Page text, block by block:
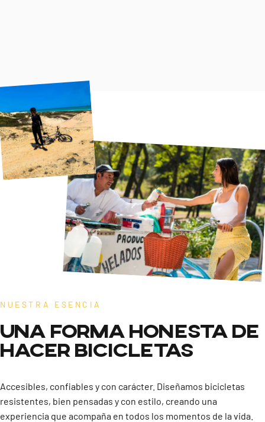
Creemos en lo simple y en lo bien hecho, nos movemos contigo
desde 1986
40 añosen
movimiento
NUESTRA ESENCIA
Una forma honestade
hacer bicicletas
Accesibles, confiables y con carácter. Diseñamos bicicletas
resistentes, bien pensadas y con estilo, creando una
experiencia que acompaña en todos los momentos de la vida.